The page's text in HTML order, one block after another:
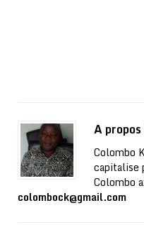
A
Colombo
capitalise
Colombo
colombock@gmail.com